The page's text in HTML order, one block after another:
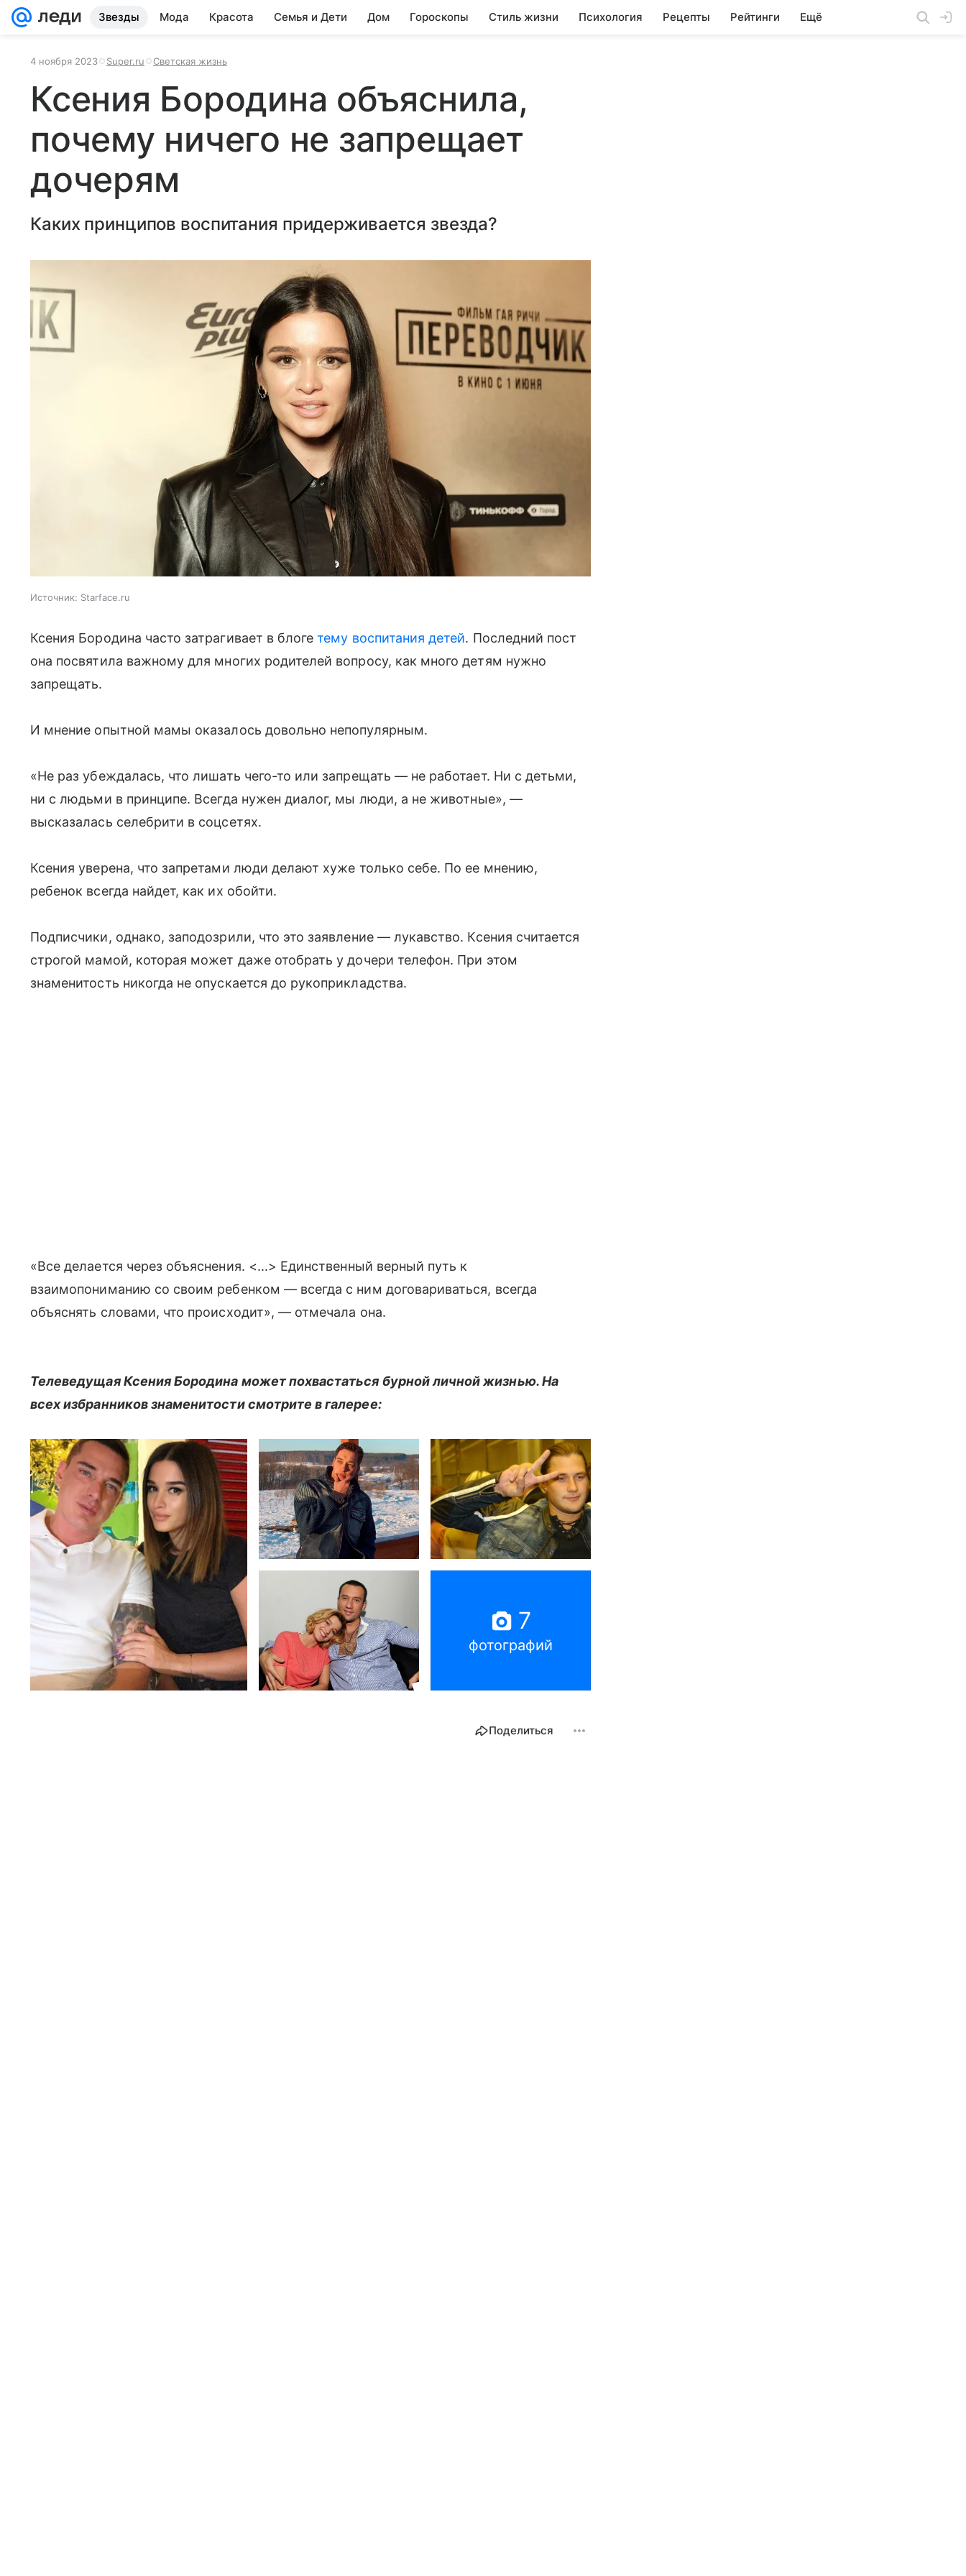
Звезды Мода Красота Семья и Дети Дом Гороскопы Стиль жизни Психология Рецепты Рейтинги Ещё
4 ноября 2023 Super.ru Светская жизнь
Ксения Бородина объяснила,
почему ничего не запрещает
дочерям
Каких принципов воспитания придерживается звезда?
Источник: Starface.ru
Ксения Бородина часто затрагивает в блогетему воспитания детей. Последний пост
она посвятила важному для многих родителей вопросу, как много детям нужно
запрещать.
И мнение опытной мамы оказалось довольно непопулярным.
«Не раз убеждалась, что лишать чего-то или запрещать — не работает. Ни с детьми,
ни с людьми в принципе. Всегда нужен диалог, мы люди, а не животные», —
высказалась селебрити в соцсетях.
Ксения уверена, что запретами люди делают хуже только себе. По ее мнению,
ребенок всегда найдет, как их обойти.
Подписчики, однако, заподозрили, что это заявление — лукавство. Ксения считается
строгой мамой, которая может даже отобрать у дочери телефон. При этом
знаменитость никогда не опускается до рукоприкладства.
«Все делается через объяснения. <...> Единственный верный путь к
взаимопониманию со своим ребенком — всегда с ним договариваться, всегда
объяснять словами, что происходит», — отмечала она.
Телеведущая Ксения Бородина может похвастаться бурной личной жизнью. На
всех избранников знаменитости смотрите в галерее:
7
фотографий
Поделиться